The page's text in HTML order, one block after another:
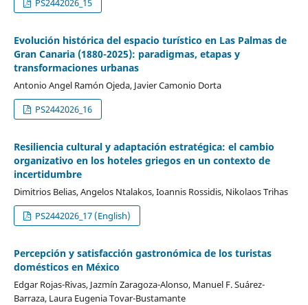
Evolución histórica del espacio turístico en Las Palmas de
Gran Canaria (1880-2025): paradigmas, etapas y
transformaciones urbanas
Antonio Angel Ramón Ojeda, Javier Camonio Dorta
PS2442026_16
Resiliencia cultural y adaptación estratégica: el cambio
organizativo en los hoteles griegos en un contexto de
incertidumbre
Dimitrios Belias, Angelos Ntalakos, Ioannis Rossidis, Nikolaos Trihas
PS2442026_17 (English)
Percepción y satisfacción gastronómica de los turistas
domésticos en México
Edgar Rojas-Rivas, Jazmín Zaragoza-Alonso, Manuel F. Suárez-
Barraza, Laura Eugenia Tovar-Bustamante